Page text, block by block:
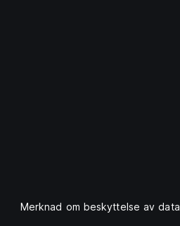
Merknad om beskyttelse av data